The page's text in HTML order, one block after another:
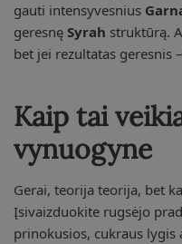
gauti intensyvesnius
geresnę Syrah struktūrą.
bet jei rezultatas geresnis
Kaip tai
vynuogyne
Gerai, teorija teorija, bet
Įsivaizduokite rugsėjo
prinokusios, cukraus